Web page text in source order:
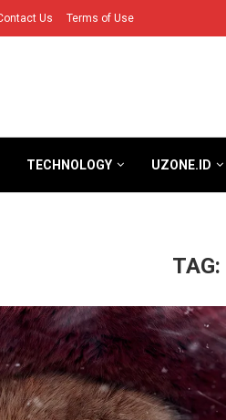
Us Terms of Use
TECHNOLOGY UZONE.ID
TAG: